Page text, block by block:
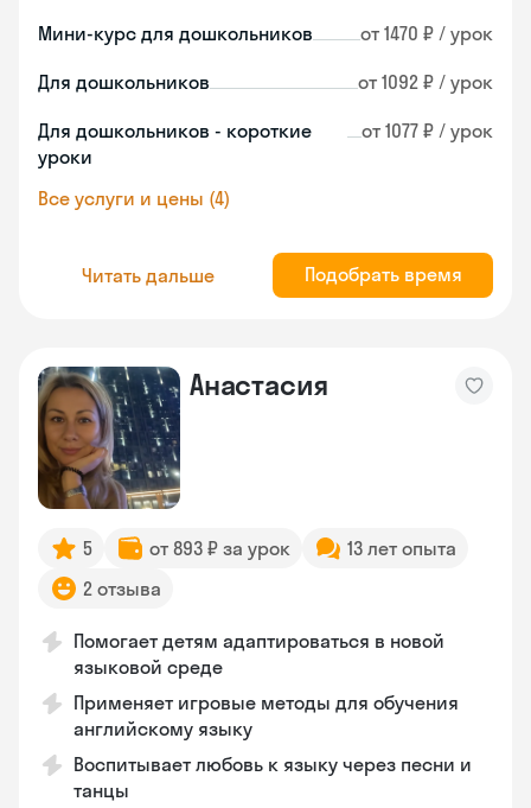
Мини-курс для дошкольников от 1470 ₽ / урок
Для дошкольников от 1092 ₽ / урок
Для дошкольников - короткие
уроки
от 1077 ₽ / урок
Все услуги и цены (4)
Читать дальше Подобрать время
Анастасия
5 от 893 ₽ за урок
13 лет опыта
2 отзыва
Помогает детям адаптироваться в новой
языковой среде
Применяет игровые методы для обучения
английскому языку
Воспитывает любовь к языку через песни и
танцы